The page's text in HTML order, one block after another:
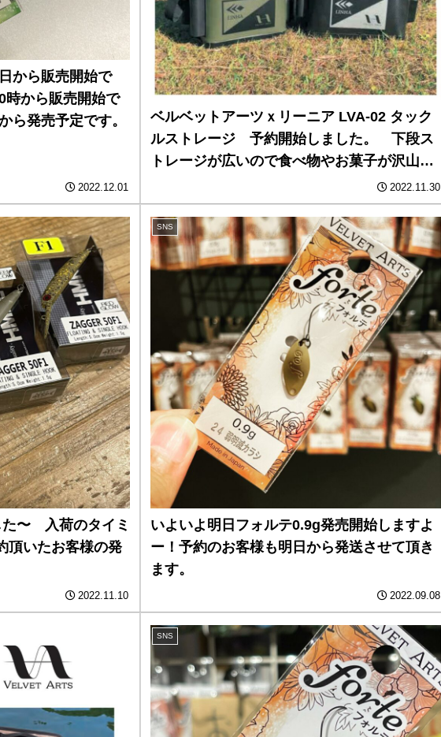
から販売開始で
時から販売開始で
ら発売予定です。
2022.12.01
ベルベットアーツｘリーニア LVA-02 タック
ルストレージ 予約開始しました。 下段ス
トレージが広いので食べ物やお菓子が沢山入
2022.11.30
た〜 入荷のタイミ
頂いたお客様の発
2022.11.10
SNS
いよいよ明日フォルテ0.9g発売開始しますよ
ー！予約のお客様も明日から発送させて頂き
ます。
2022.09.08
SNS